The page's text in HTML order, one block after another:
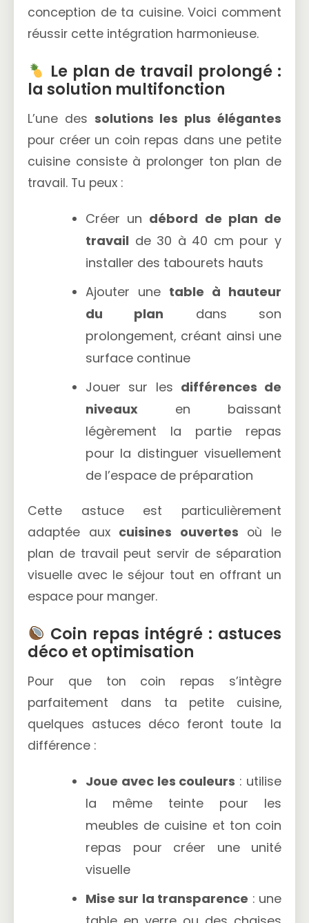
conception de ta cuisine. Voici comment
réussir cette intégration harmonieuse.
Le plan de travail prolongé :
la solution multifonction
L’une des solutions les plus élégantes
pour créer un coin repas dans une petite
cuisine consiste à prolonger ton plan de
travail. Tu peux :
Créer un débord de plan de
travail de 30 à 40 cm pour y
installer des tabourets hauts
Ajouter une table à hauteur
du plan dans son
prolongement, créant ainsi une
surface continue
Jouer sur les différences de
niveaux en baissant
légèrement la partie repas
pour la distinguer visuellement
de l’espace de préparation
Cette astuce est particulièrement
adaptée aux cuisines ouvertes où le
plan de travail peut servir de séparation
visuelle avec le séjour tout en offrant un
espace pour manger.
Coin repas intégré : astuces
déco et optimisation
Pour que ton coin repas s’intègre
parfaitement dans ta petite cuisine,
quelques astuces déco feront toute la
différence :
Joue avec les couleurs : utilise
la même teinte pour les
meubles de cuisine et ton coin
repas pour créer une unité
visuelle
Mise sur la transparence : une